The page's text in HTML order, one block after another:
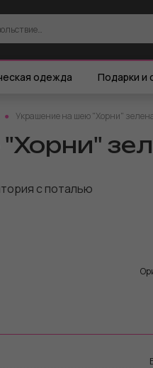
одежда Подарки и
Украшение на шею "Хорни"